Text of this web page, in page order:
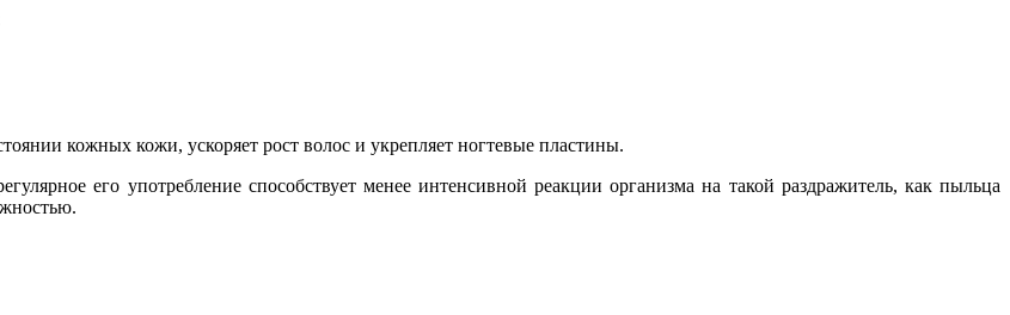
кожных кожи, ускоряет рост волос и укрепляет ногтевые пластины.
его употребление способствует менее интенсивной реакции организма на такой раздражитель, как пыльца